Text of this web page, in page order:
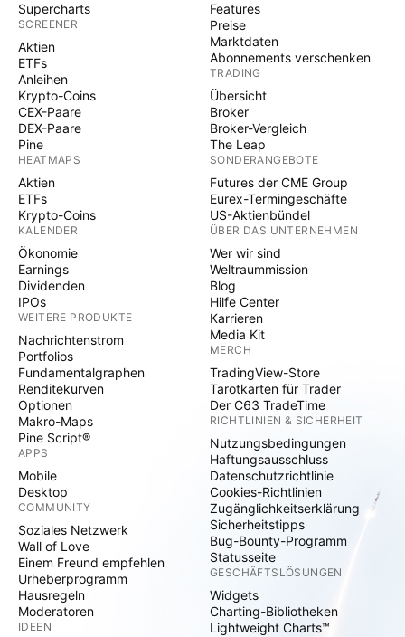
Supercharts
SCREENER
Aktien
ETFs
Anleihen
Krypto-Coins
CEX-Paare
DEX-Paare
Pine
HEATMAPS
Aktien
ETFs
Krypto-Coins
KALENDER
Ökonomie
Earnings
Dividenden
IPOs
WEITERE PRODUKTE
Nachrichtenstrom
Portfolios
Fundamentalgraphen
Renditekurven
Optionen
Makro-Maps
Pine Script®
APPS
Mobile
Desktop
COMMUNITY
Soziales Netzwerk
Wall of Love
Einem Freund empfehlen
Urheberprogramm
Hausregeln
Moderatoren
IDEEN
Features
Preise
Marktdaten
Abonnements verschenken
TRADING
Übersicht
Broker
Broker-Vergleich
The Leap
SONDERANGEBOTE
Futures der CME Group
Eurex-Termingeschäfte
US-Aktienbündel
ÜBER DAS UNTERNEHMEN
Wer wir sind
Weltraummission
Blog
Hilfe Center
Karrieren
Media Kit
MERCH
TradingView-Store
Tarotkarten für Trader
Der C63 TradeTime
RICHTLINIEN & SICHERHEIT
Nutzungsbedingungen
Haftungsausschluss
Datenschutzrichtlinie
Cookies-Richtlinien
Zugänglichkeitserklärung
Sicherheitstipps
Bug-Bounty-Programm
Statusseite
GESCHÄFTSLÖSUNGEN
Widgets
Charting-Bibliotheken
Lightweight Charts™